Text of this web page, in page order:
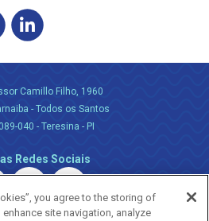
Camillo Filho, 1960
- Todos os Santos
040 - Teresina - PI
Redes Sociais
you agree to the storing of
site navigation, analyze